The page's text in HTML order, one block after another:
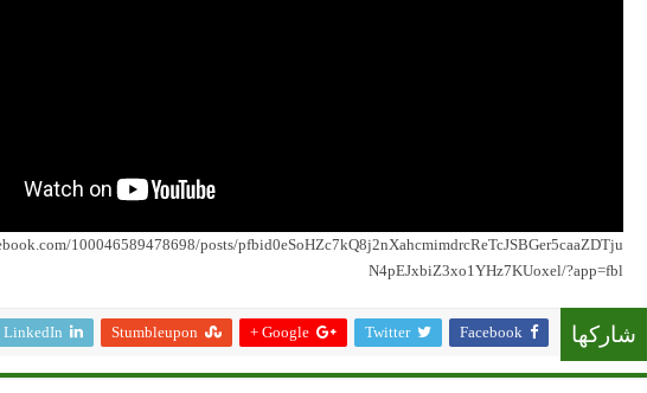
100046589478698/posts/pfbid0eSoHZc7kQ8j2nXahcmimdrcReTcJSBGer5caaZDTju
N4pEJxbiZ3xo1YHz7KUoxel/?app=fbl
شاركها Facebook
Twitter
Google +
Stumbleupon
LinkedIn